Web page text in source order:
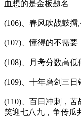
血想的是金板题名
(106)、春风吹战鼓
(107)、懂得的不需
(108)、月考分数高低
(109)、十年磨剑三日
(110)、百日冲刺，苦
笑迎七八九，争传瓜